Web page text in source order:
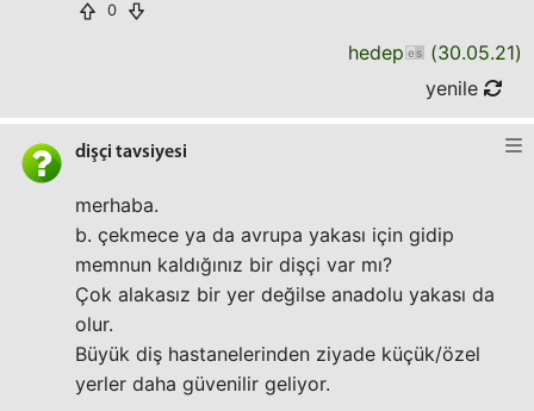
0
hedep (30.05.21)
yenile
dişçi tavsiyesi
merhaba.
b. çekmece ya da avrupa yakası için gidip
memnun kaldığınız bir dişçi var mı?
Çok alakasız bir yer değilse anadolu yakası da
olur.
Büyük diş hastanelerinden ziyade küçük/özel
yerler daha güvenilir geliyor.